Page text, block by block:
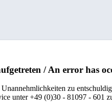
/ An error has
zu
unter +49 (0)30 - 81097 - 601